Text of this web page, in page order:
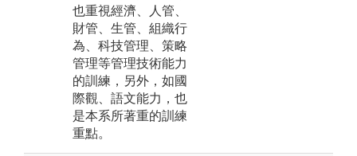
也重視經濟、人管、
財管、生管、組織行
為、科技管理、策略
管理等管理技術能力
的訓練，另外，如國
際觀、語文能力，也
是本系所著重的訓練
重點。